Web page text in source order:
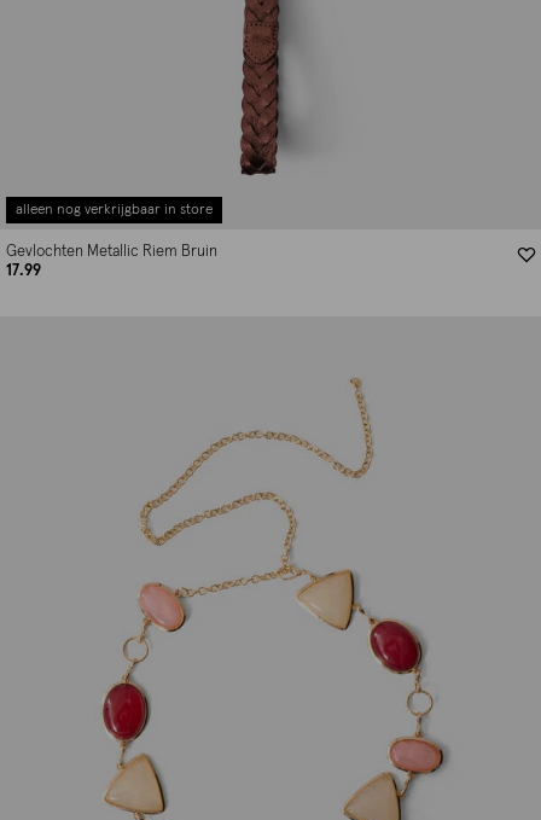
alleen nog verkrijgbaar in store
Gevlochten Metallic Riem Bruin
17.99